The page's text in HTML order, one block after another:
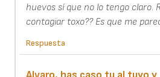
huevos sí que no lo tengo claro.
contagiar toxo?? Es que me
Respuesta